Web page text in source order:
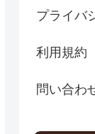
プライバ
利用規約
問い合わ